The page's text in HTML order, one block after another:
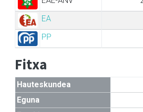
EA
PP
Fitxa
Hauteskundea
Eguna